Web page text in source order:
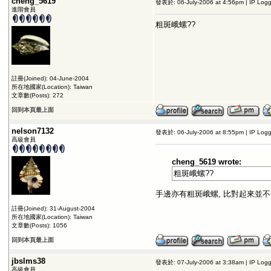
進階會員
註冊(Joined): 04-June-2004
所在地國家(Location): Taiwan
文章數(Posts): 272
發表於: 06-July-2006 at 4:56pm | IP
粗斑峨螺??
回到本頁最上面
nelson7132
高級會員
註冊(Joined): 31-August-2004
所在地國家(Location): Taiwan
文章數(Posts): 1056
發表於: 06-July-2006 at 8:55pm | IP
cheng_5619 wrote:
粗斑峨螺??
手邊亦有粗斑峨螺, 比對起來並
回到本頁最上面
jbslms38
高級會員
發表於: 07-July-2006 at 3:38am | IP